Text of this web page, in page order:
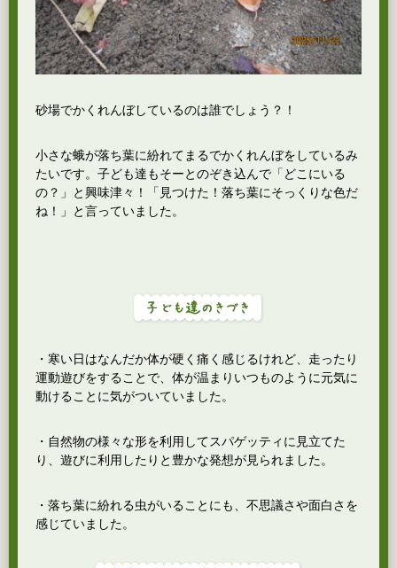
砂場でかくれんぼしているのは誰でしょう？！
小さな蛾が落ち葉に紛れてまるでかくれんぼをしているみ
たいです。子ども達もそーとのぞき込んで「どこにいる
の？」と興味津々！「見つけた！落ち葉にそっくりな色だ
ね！」と言っていました。
・寒い日はなんだか体が硬く痛く感じるけれど、走ったり
運動遊びをすることで、体が温まりいつものように元気に
動けることに気がついていました。
・自然物の様々な形を利用してスパゲッティに見立てた
り、遊びに利用したりと豊かな発想が見られました。
・落ち葉に紛れる虫がいることにも、不思議さや面白さを
感じていました。